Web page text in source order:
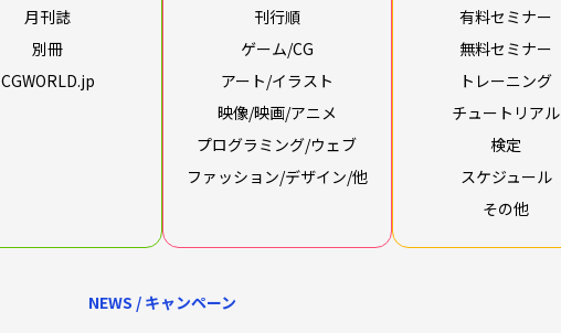
月刊誌
別冊
CGWORLD.jp
刊行順
ゲーム/CG
アート/イラスト
映像/映画/アニメ
プログラミング/ウェブ
ファッション/デザイン/他
有料セミナー
無料セミナー
トレーニング
チュートリアル
検定
スケジュール
その他
NEWS / キャンペーン